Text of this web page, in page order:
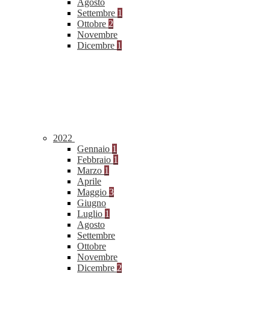
Agosto
Settembre 1
Ottobre 2
Novembre
Dicembre 1
2022
Gennaio 1
Febbraio 1
Marzo 1
Aprile
Maggio 3
Giugno
Luglio 1
Agosto
Settembre
Ottobre
Novembre
Dicembre 2